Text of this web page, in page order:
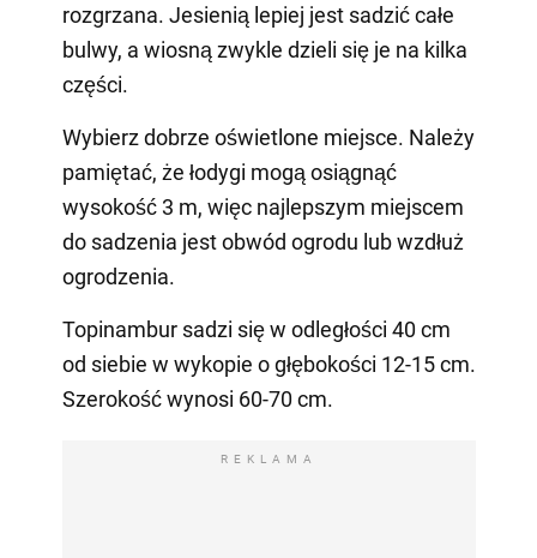
rozgrzana. Jesienią lepiej jest sadzić całe
bulwy, a wiosną zwykle dzieli się je na kilka
części.
Wybierz dobrze oświetlone miejsce. Należy
pamiętać, że łodygi mogą osiągnąć
wysokość 3 m, więc najlepszym miejscem
do sadzenia jest obwód ogrodu lub wzdłuż
ogrodzenia.
Topinambur sadzi się w odległości 40 cm
od siebie w wykopie o głębokości 12-15 cm.
Szerokość wynosi 60-70 cm.
REKLAMA